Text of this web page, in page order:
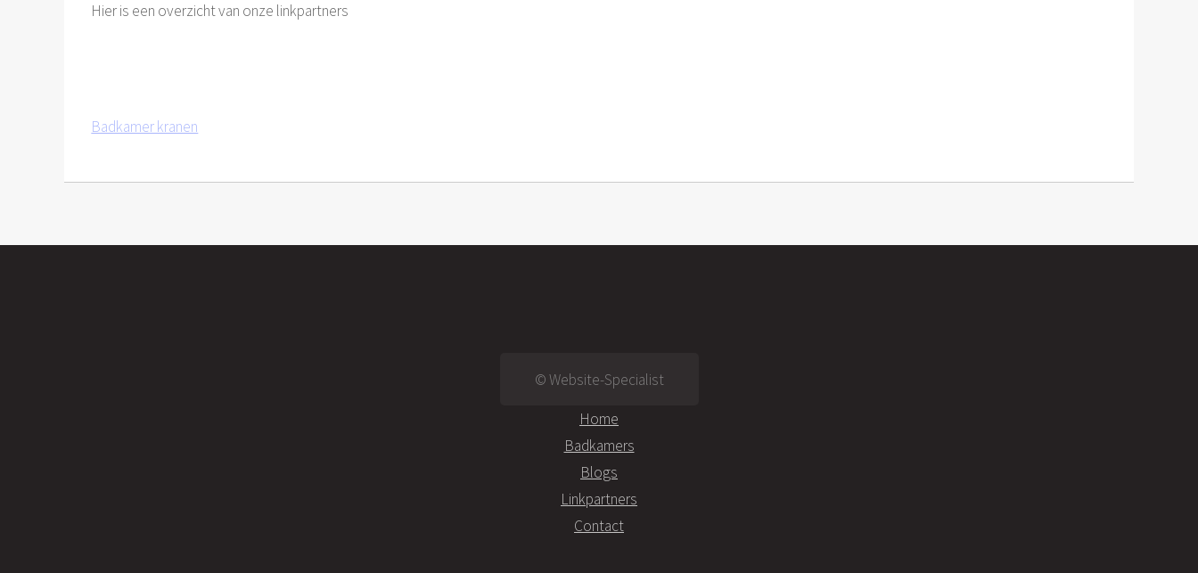
Hier is een overzicht van onze linkpartners
Badkamer kranen
© Website-Specialist
Home
Badkamers
Blogs
Linkpartners
Contact